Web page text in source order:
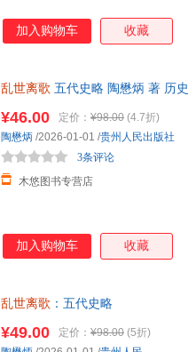
加入购物车 收藏
乱世离歌 五代史略 陶懋炳 著 历史
¥46.00 定价： ¥98.00 (4.7折)
木悠图书专营店
3条评论
陶懋炳 /2026-01-01 /贵州人民出版社
加入购物车 收藏
乱世离歌 ：五代史略
¥49.00 定价： ¥98.00 (5折)